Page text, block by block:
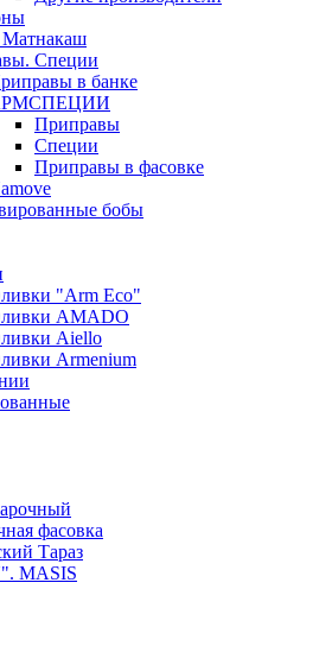
Специи
в банке
Приправы
Специи
Приправы в фасовке
бобы
"Arm Eco"
AMADO
Aiello
Armenium
фасовка
Тараз
MASIS